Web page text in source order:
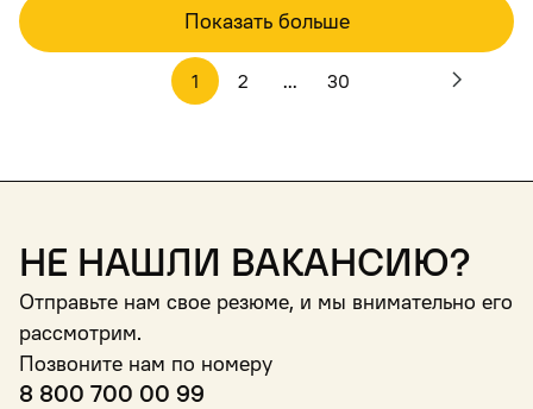
Показать больше
1 2 ... 30
Не нашли вакансию?
Отправьте нам свое резюме, и мы внимательно его
рассмотрим.
Позвоните нам по номеру
8 800 700 00 99